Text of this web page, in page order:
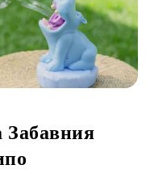
Забавния